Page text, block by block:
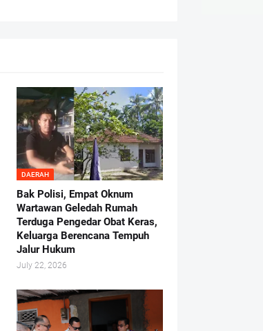
DAERAH
Bak Polisi, Empat Oknum
Wartawan Geledah Rumah
Terduga Pengedar Obat Keras,
Keluarga Berencana Tempuh
Jalur Hukum
July 22, 2026